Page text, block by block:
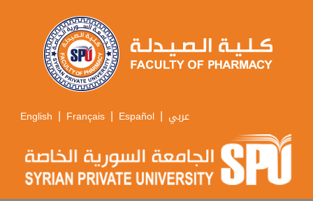
English | Français | Español | عربي